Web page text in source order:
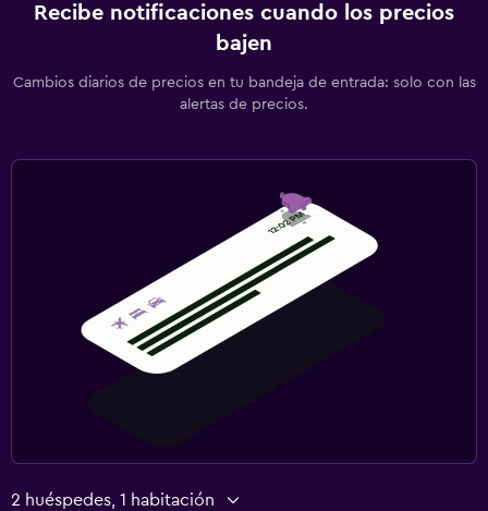
Recibe notificaciones cuando los precios
bajen
Cambios diarios de precios en tu bandeja de entrada: solo con las
alertas de precios.
2 huéspedes, 1 habitación